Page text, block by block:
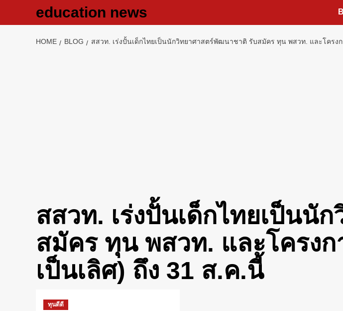
education news
HOME BLOG สสวท. เร่งปั้นเด็กไทยเป็นนักวิทยาศาสตร์พัฒนาชาติ รับสมัคร ทุน พสวท. และโครง
สสวท. เร่งปั้นเด็กไทยเป็น
สมัคร ทุน พสวท. และโครง
เป็นเลิศ) ถึง 31 ส.ค.นี้
ทุนดีดี